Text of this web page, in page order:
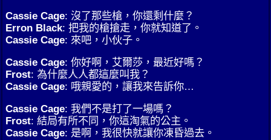
Cassie Cage: 沒了那些槍，你還剩什麼？
Erron Black: 把我的槍搶走，你就知道了。
Cassie Cage: 來吧，小伙子。
Cassie Cage: 你好啊，艾爾莎，最近好嗎？
Frost: 為什麼人人都這麼叫我？
Cassie Cage: 哦親愛的，讓我來告訴你…
Cassie Cage: 我們不是打了一場嗎？
Frost: 結局有所不同，你這淘氣的公主。
Cassie Cage: 是啊，我很快就讓你凍昏過去。